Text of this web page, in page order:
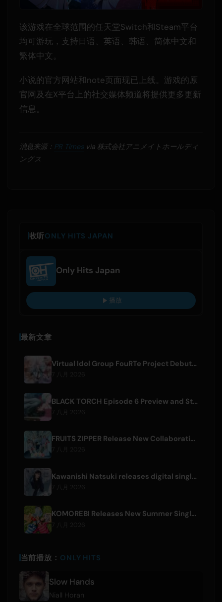
该游戏在全球范围的任天堂Switch和Steam平台
均可游玩，支持日语、英语、韩语、简体中文和
繁体中文。
小说的官方网站和note页面现已上线。游戏的原
官网及在X平台上的社交媒体频道将提供更多更新
信息。
消息来源： PR Timesvia 株式会社アニメイトホールディ
ングス
收听ONLY HITS JAPAN
Only Hits Japan
播放
最新文章
Virtual Idol Group FouRTe Project Debuts with 'ALL IN' Album Produced by m-flo's ☆Taku Takahashi
BLACK TORCH Episode 6 Preview and Streaming Details
FRUITS ZIPPER Release New Collaboration Song '1,2,3,FOOOOUR'
Kawanishi Natsuki releases digital single 'Sayonara wa Ichiban Kirei na Atashi de'
KOMOREBI Releases New Summer Single 'Letsu Natsu'
当前播放： ONLY HITS
Slow Hands
Niall Horan